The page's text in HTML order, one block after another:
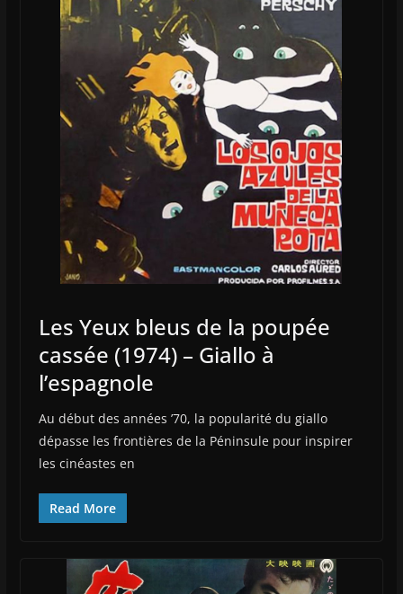
Les Yeux bleus de la poupée
cassée (1974) – Giallo à
l’espagnole
Au début des années ’70, la popularité du giallo
dépasse les frontières de la Péninsule pour inspirer
les cinéastes en
Read More